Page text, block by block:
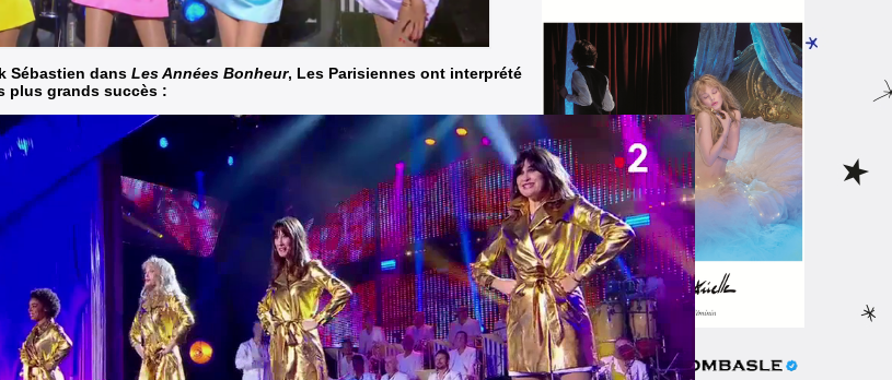
Sébastien dans Les Années Bonheur, Les Parisiennes ont interprété
plus grands succès :